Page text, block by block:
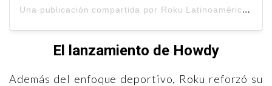
U
na publicación compartida por Roku Latinoamérica (@rokulatam)
El lanzamiento de Howdy
Además del enfoque deportivo, Roku reforzó su